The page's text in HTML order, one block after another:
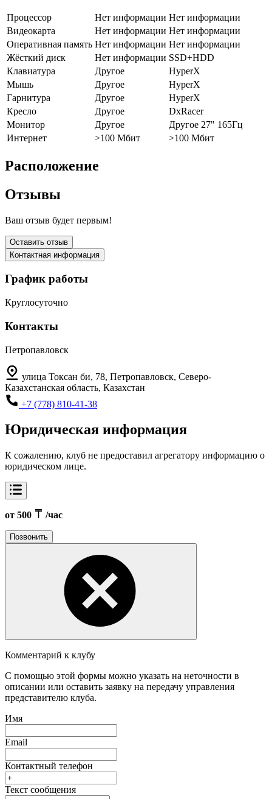
Процессор Нет информации Нет информации
Видеокарта
Нет информации Нет информации
Оперативная память Нет информации Нет информации
Жёсткий диск
Нет информации SSD+HDD
Клавиатура
Другое
HyperX
Мышь
Другое
HyperX
Гарнитура
Другое
HyperX
Кресло
Другое
DxRacer
Монитор
Другое
Другое 27" 165Гц
Интернет
>100 Мбит >100 Мбит
Расположение
Отзывы
Ваш отзыв будет первым!
Оставить отзыв
Контактная информация
График работы
Круглосуточно
Контакты
Петропавловск
улица Токсан би, 78, Петропавловск, Северо-
Казахстанская область, Казахстан
+7 (778) 810-41-38
Юридическая информация
К сожалению, клуб не предоставил агрегатору информацию о
юридическом лице.
от 500 /час
Позвонить
Комментарий к клубу
С помощью этой формы можно указать на неточности в
описании или оставить заявку на передачу управления
представителю клуба.
Имя
Email
Контактный телефон
Текст сообщения